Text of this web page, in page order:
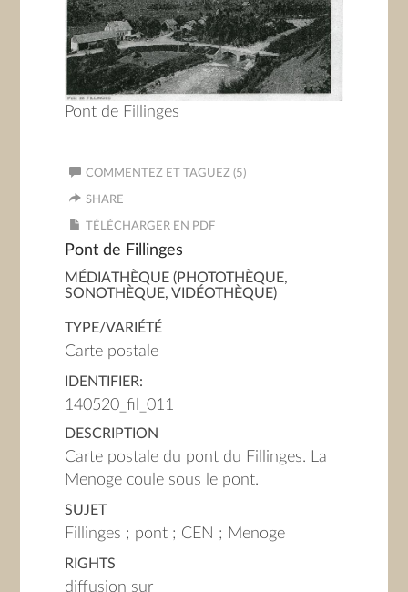
Pont de Fillinges
COMMENTEZ ET TAGUEZ (5)
SHARE
TÉLÉCHARGER EN PDF
Pont de Fillinges
MÉDIATHÈQUE (PHOTOTHÈQUE,
SONOTHÈQUE, VIDÉOTHÈQUE)
TYPE/VARIÉTÉ
Carte postale
IDENTIFIER:
140520_fil_011
DESCRIPTION
Carte postale du pont du Fillinges. La
Menoge coule sous le pont.
SUJET
Fillinges ; pont ; CEN ; Menoge
RIGHTS
diffusion sur